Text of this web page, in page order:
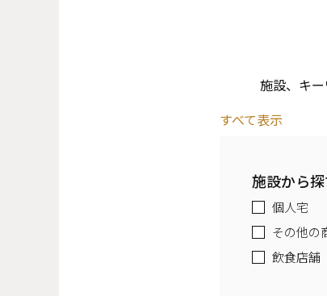
施設、キ
すべて表示
施設から
個人宅
その他の
飲食店舗